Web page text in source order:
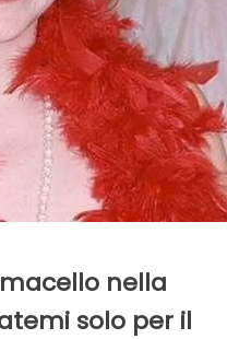
nella
solo per il